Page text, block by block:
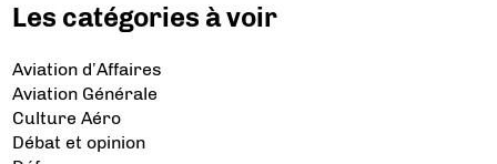
Les catégories à voir
Aviation d’Affaires
Aviation Générale
Culture Aéro
Débat et opinion